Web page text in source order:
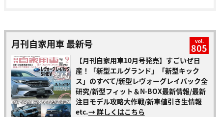
月刊自家用車 最新号 vol.
805
【月刊自家用車10月号発売】すごいぜ日
産！「新型エルグランド」「新型キック
ス」のすべて/新型レヴォーグレイバック全
研究/新型フィット＆N-BOX最新情報/最新
注目モデル攻略大作戦/新車値引き生情報
etc.→ 詳しくはこちら